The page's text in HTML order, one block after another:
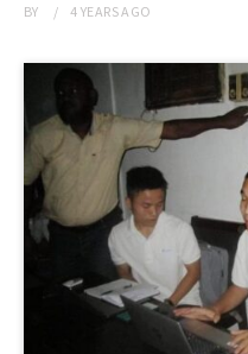
BY 4 YEARSAGO